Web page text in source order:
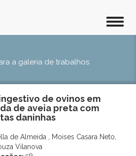
a galeria de trabalhos
de ovinos em
de aveia preta com
daninhas
de Almeida , Moises Casara Neto,
Vilanova